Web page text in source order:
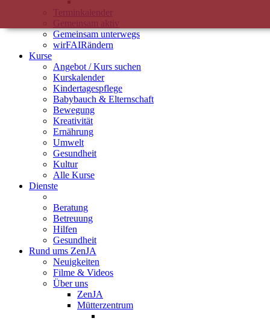
Terminkalender
Gemeinsam aktiv
Gemeinsam unterwegs
wirFAIRändern
Kurse
Angebot / Kurs suchen
Kurskalender
Kindertagespflege
Babybauch & Elternschaft
Bewegung
Kreativität
Ernährung
Umwelt
Gesundheit
Kultur
Alle Kurse
Dienste
Beratung
Betreuung
Hilfen
Gesundheit
Rund ums ZenJA
Neuigkeiten
Filme & Videos
Über uns
ZenJA
Mütterzentrum